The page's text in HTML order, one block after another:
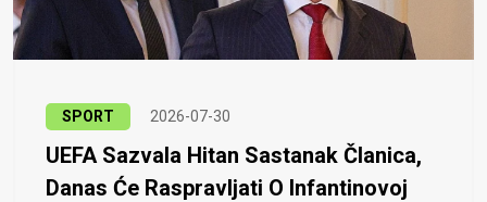
SPORT 2026-07-30
UEFA Sazvala Hitan Sastanak Članica,
Danas Će Raspravljati O Infantinovoj